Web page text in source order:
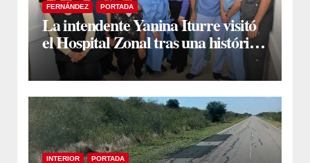
FERNÁNDEZ PORTADA
La intendente Yanina Iturre visitó
el Hospital Zonal tras una histórica
jornada de intervenciones
laparoscópicas
INTERIOR PORTADA